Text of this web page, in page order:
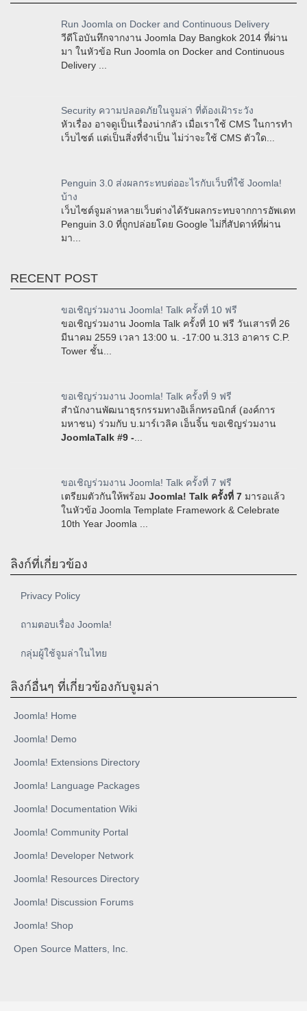
Run Joomla on Docker and Continuous Delivery
วีดีโอบันทึกจากงาน Joomla Day Bangkok 2014 ที่ผ่าน
มา ในหัวข้อ Run Joomla on Docker and Continuous
Delivery ...
Security ความปลอดภัยในจูมล่า ที่ต้องเฝ้าระวัง
หัวเรื่อง อาจดูเป็นเรื่องน่ากลัว เมื่อเราใช้ CMS ในการทำ
เว็บไซต์ แต่เป็นสิ่งที่จำเป็น ไม่ว่าจะใช้ CMS ตัวใด...
Penguin 3.0 ส่งผลกระทบต่ออะไรกับเว็บที่ใช้ Joomla!
บ้าง
เว็บไซต์จูมล่าหลายเว็บต่างได้รับผลกระทบจากการอัพเดท
Penguin 3.0 ที่ถูกปล่อยโดย Google ไม่กี่สัปดาห์ที่ผ่าน
มา...
RECENT POST
ขอเชิญร่วมงาน Joomla! Talk ครั้งที่ 10 ฟรี
ขอเชิญร่วมงาน Joomla Talk ครั้งที่ 10 ฟรี วันเสารที่ 26
มีนาคม 2559 เวลา 13:00 น. -17:00 น.313 อาคาร C.P.
Tower ชั้น...
ขอเชิญร่วมงาน Joomla! Talk ครั้งที่ 9 ฟรี
สำนักงานพัฒนาธุรกรรมทางอิเล็กทรอนิกส์ (องค์การ
มหาชน) ร่วมกับ บ.มาร์เวลิค เอ็นจิ้น ขอเชิญร่วมงาน
JoomlaTalk #9 -
ขอเชิญร่วมงาน Joomla! Talk ครั้งที่ 7 ฟรี
เตรียมตัวกันให้พร้อม Joomla! Talk ครั้งที่ 7 มารอแล้ว
ในหัวข้อ Joomla Template Framework & Celebrate
10th Year Joomla ...
ลิงก์ที่เกี่ยวข้อง
Privacy Policy
ถามตอบเรื่อง Joomla!
กลุ่มผู้ใช้จูมล่าในไทย
ลิงก์อื่นๆ ที่เกี่ยวข้องกับจูมล่า
Joomla! Home
Joomla! Demo
Joomla! Extensions Directory
Joomla! Language Packages
Joomla! Documentation Wiki
Joomla! Community Portal
Joomla! Developer Network
Joomla! Resources Directory
Joomla! Discussion Forums
Joomla! Shop
Open Source Matters, Inc.